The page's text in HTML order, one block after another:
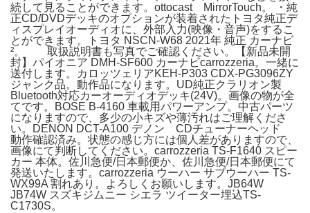
続して見ることができます。ottocast MirrorTouch。 ・純
正CD/DVDデッキのオプションが装着されたトヨタ純正デ
ィスプレイオーディオに、外部入力(映像・音声)をするこ
とができます。トヨタ NSCN-W68 2021年 純正 カーナビ
²。 取扱説明書も写真でご確認ください。【新品未開
封】パイオニア DMH-SF600 カーナビcarrozzeria。一緒に
送付します。カロッツェリアKEH-P303 CDX-PG3096ZY
ジャンク品。動作品になります。UD純正クラリオン製
Bluetooth対応カーオーディオデッキ(24V)。画像の物が全
てです。BOSE B-4160 車載用パワーアンプ。中古パーツ
になりますので、多少の小キズや薄汚れはご理解くださ
い。DENON DCT-A100 デノン CDチューナーヘッド
動作確認済み。状態の感じ方には個人差がありますので、
画像にて判断してください。carrozzeria TS-F1640 スピー
カー 本体。佐川急便/日本郵便か、佐川急便/日本郵便にて
発送いたします。carrozzeria ウーハー サブウーハー TS-
WX99A 割れあり。よろしくお願いします。JB64W
JB74W スズキジムニー シエラ ツイーター埋込TS-
C1730S。